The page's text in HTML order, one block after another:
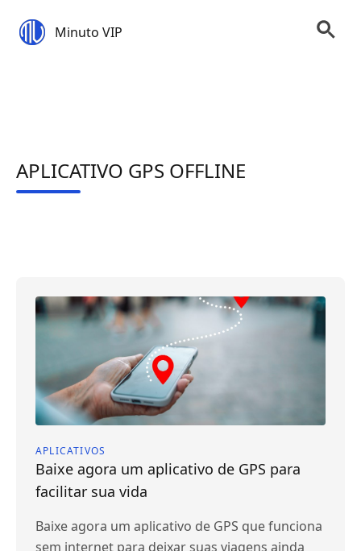
Minuto VIP
APLICATIVO GPS OFFLINE
APLICATIVOS
Baixe agora um aplicativo de GPS para
facilitar sua vida
Baixe agora um aplicativo de GPS que funciona
sem internet para deixar suas viagens ainda